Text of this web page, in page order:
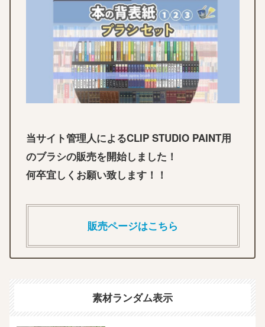
当サイト管理人によるCLIP STUDIO PAINT用
のブラシの販売を開始しました！
何卒宜しくお願い致します！！
販売ページはこちら
素材ランダム表示